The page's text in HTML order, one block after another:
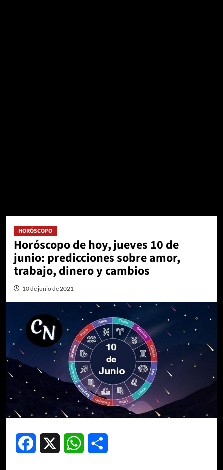
HORÓSCOPO
Horóscopo de hoy, jueves 10 de
junio: predicciones sobre amor,
trabajo, dinero y cambios
10 de junio de 2021
Facebook WhatsApp